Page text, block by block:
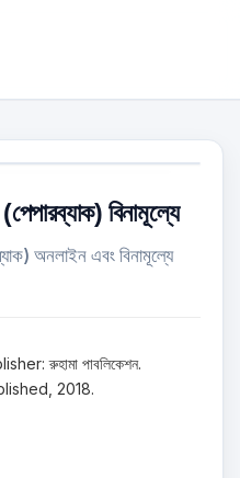
বিনামূল্যে
অনলাইন এবং বিনামূল্যে
রুহামা পাবলিকেশন.
2018.